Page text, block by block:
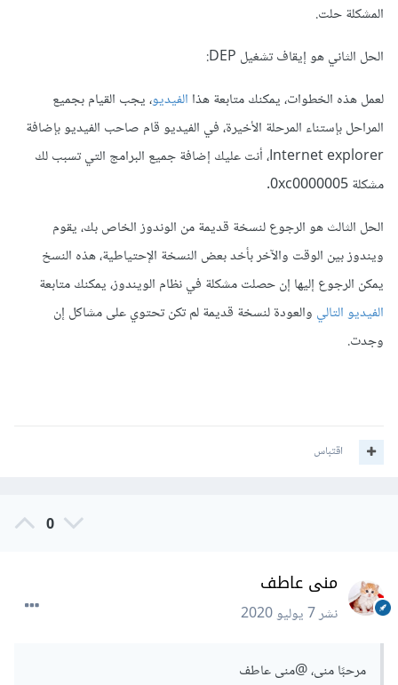
المشكلة حلت.
الحل الثاني هو إيقاف تشغيل DEP:
لعمل هذه الخطوات، يمكنك متابعة هذا الفيديو، يجب القيام بجميع
المراحل بإستناء المرحلة الأخيرة، في الفيديو قام صاحب الفيديو بإضافة
Internet explorer، أنت عليك إضافة جميع البرامج التي تسبب لك
مشكلة 0xc0000005.
الحل الثالث هو الرجوع لنسخة قديمة من الوندوز الخاص بك، يقوم
ويندوز بين الوقت والآخر بأخد بعض النسخة الإحتياطية، هذه النسخ
يمكن الرجوع إليها إن حصلت مشكلة في نظام الويندوز، يمكنك متابعة
الفيديو التاليوالعودة لنسخة قديمة لم تكن تحتوي على مشاكل إن
وجدت.
اقتباس
0
منى عاطف
نشر7 يوليو 2020
مرحبًا منى،@منى عاطف